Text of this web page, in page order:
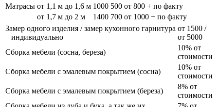
Матрасы от 1,1 м до 1,6 м 1000 500 от 800 + по факту
от 1,7 м до 2 м
1400 700 от 1000 + по факту
Замер одного изделия / замер кухонного гарнитура
– индивидуально
от 1500 /
от 5000
Сборка мебели (сосна, береза)
10% от
стоимости
Сборка мебели с эмалевым покрытием (сосна)
10% от
стоимости
Сборка мебели с эмалевым покрытием (береза)
8% от
стоимости